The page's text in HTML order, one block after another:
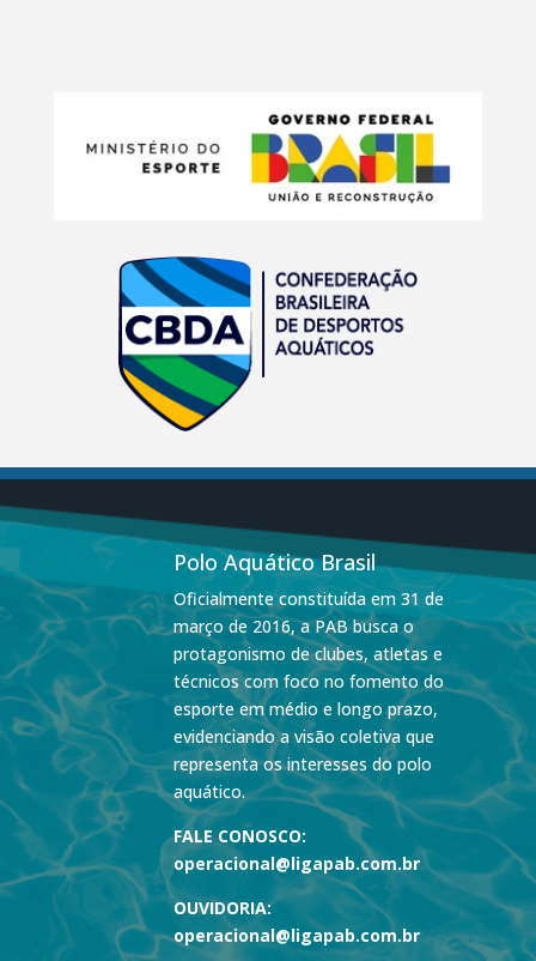
Polo Aquático Brasil
Oficialmente constituída em 31 de
março de 2016, a PAB busca o
protagonismo de clubes, atletas e
técnicos com foco no fomento do
esporte em médio e longo prazo,
evidenciando a visão coletiva que
representa os interesses do polo
aquático.
FALE CONOSCO:
operacional@ligapab.com.br
OUVIDORIA:
operacional@ligapab.com.br